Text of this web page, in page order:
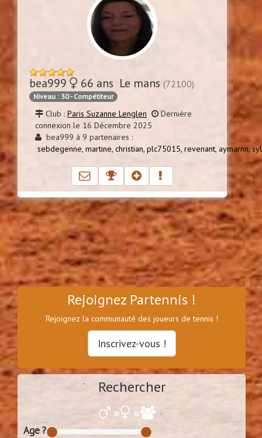
bea999 66 ans Le mans (72100)
Niveau : 30 - Compétiteur
Club : Paris Suzanne Lenglen
Dernière
connexion le 16 Décembre 2025
bea999 à 9 partenaires :
sebdegenne, martine, christian, plc75015, revenant, aymarnn,
Rejoignez Partennis !
Rejoignez la communauté des joueurs de tennis !
Inscrivez-vous !
Rechercher
Age ?